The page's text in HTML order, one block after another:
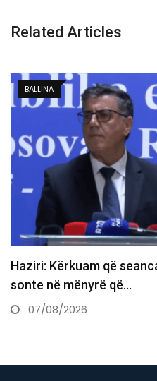
Related Articles
KOSOVË
Gruda paralajmëron
PDK-ja: Prej nesër do të
07/08/2026